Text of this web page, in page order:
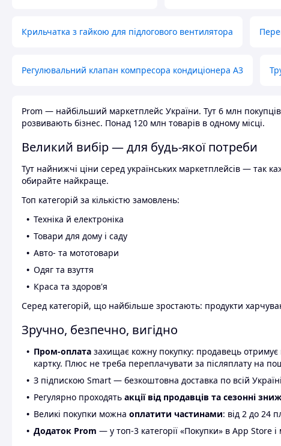
Крильчатка з гайкою для підлогового вентилятора
Регулювальний клапан компресора кондиціонера А3
Prom — найбільший маркетплейс України. Тут 6 млн
розвивають бізнес. Понад 120 млн товарів в одному місці.
Великий вибір — для будь-якої потреби
Тут найнижчі ціни серед українських маркетплейсів — так
обирайте найкраще.
Топ категорій за кількістю замовлень:
Техніка й електроніка
Товари для дому і саду
Авто- та мототовари
Одяг та взуття
Краса та здоров'я
Серед категорій, що найбільше зростають: продукти
Зручно, безпечно, вигідно
Пром-оплата захищає кожну покупку: продавець
картку. Плюс не треба переплачувати за післяплату на
З підпискою Smart — безкоштовна доставка по всій
Регулярно проходять акції від продавців та сезонні
Великі покупки можна оплатити частинами: від 2 до 24
Додаток Prom — у топ-3 категорії «Покупки» в App Store